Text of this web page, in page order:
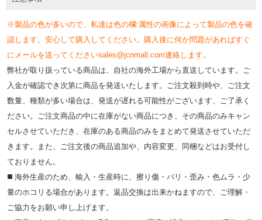
※製品の色が多いので、私達は色の欄:属性の画像によって製品の色を確
認します。安心して購入してください。購入後に何か問題があればすぐ
にメールを送ってくださいsales@jcnmall.com連絡します。
弊社が取り扱っている商品は、自社の海外工場から直送しています。ご
入金が確認でき次第に商品を発送いたします。ご注文殺到時や、ご注文
数量、種類が多い場合は、発送が遅れる可能性がございます、ご了承く
ださい。ご注文商品の中に在庫がない商品につき、その商品のみキャン
セルさせていただき、在庫のある商品のみをまとめて発送させていただ
きます。また、ご注文後の商品追加や、内容変更、同梱などはお受付し
ておりません。
◼️ 海外⽣産のため、輸⼊・⽣産時に、擦り傷・バリ・歪み・色ムラ・少
量のホコリる場合があります。返品交換は出来かねますので、ご理解・
ご協⼒をお願い申し上げます。